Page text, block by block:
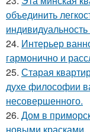
объединить
24. Интерьер
гармонично и
25. Старая
духе философии
несовершенного.
26. Дом в
новыми красками.